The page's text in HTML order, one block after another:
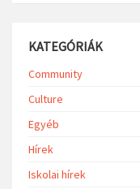
KATEGÓRIÁK
Community
Culture
Egyéb
Hírek
Iskolai hírek